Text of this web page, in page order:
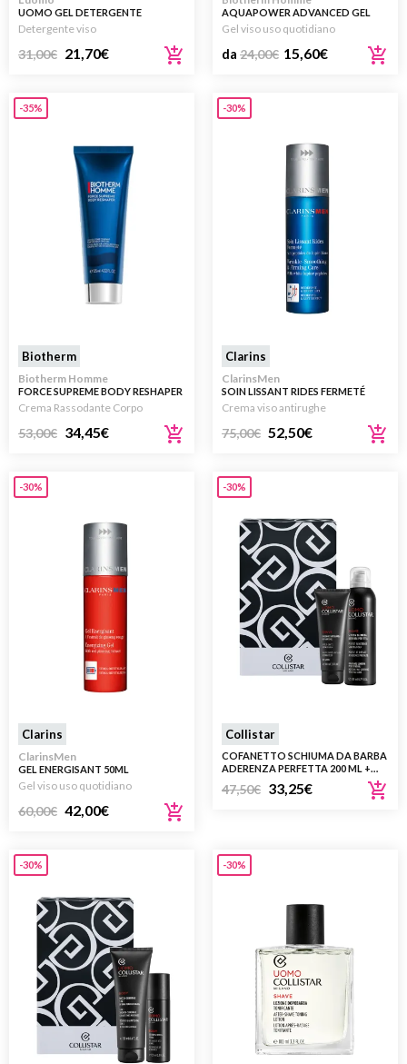
UOMO GEL DETERGENTE
PURIFICANTE VISO 125ML
Detergente viso
31,00€ 21,70€
AQUAPOWER ADVANCED GEL
Gel viso uso quotidiano
da 24,00€ 15,60€
-35%
Biotherm
Biotherm Homme
FORCE SUPREME BODY RESHAPER
CRYO-GEL 125ML
Crema Rassodante Corpo
53,00€ 34,45€
-30%
Clarins
ClarinsMen
SOIN LISSANT RIDES FERMETÉ
50ML
Crema viso antirughe
75,00€ 52,50€
-30%
Clarins
ClarinsMen
GEL ENERGISANT 50ML
Gel viso uso quotidiano
60,00€ 42,00€
-30%
Collistar
COFANETTO SCHIUMA DA BARBA
ADERENZA PERFETTA 200 ML +
RIPARATORE – NO ALCOOL 100
47,50€ 33,25€
-30% -30%